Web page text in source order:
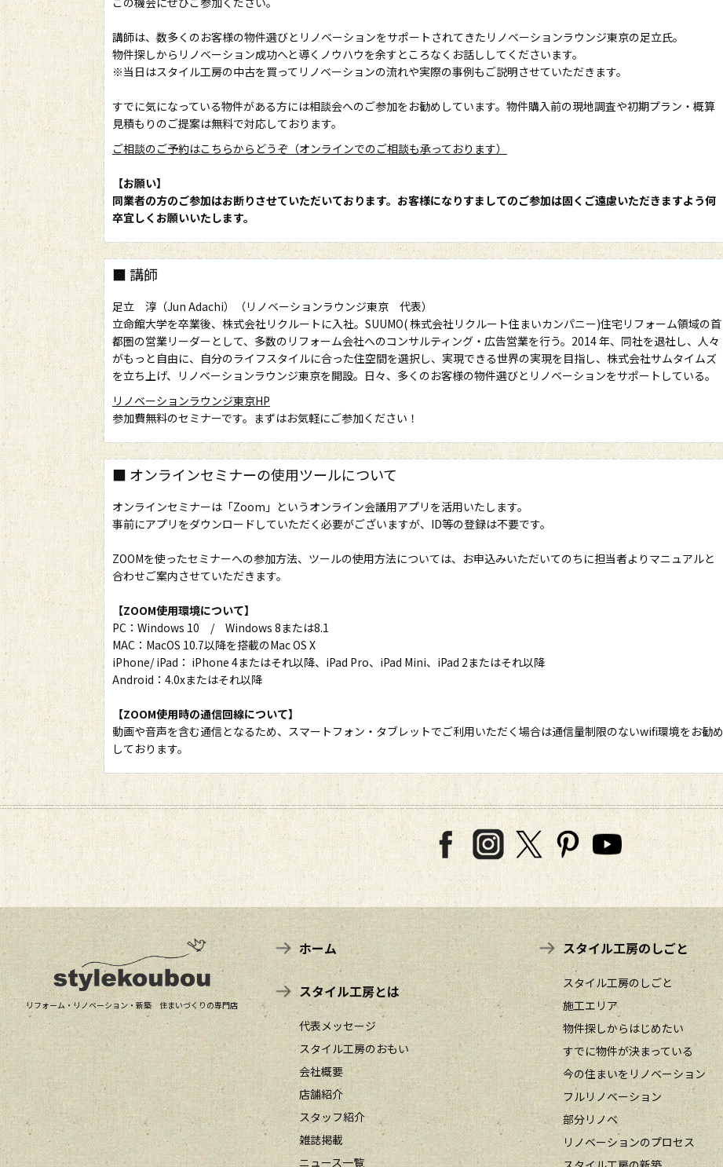
講師は、数多くのお客様の物件選びとリノベーションをサポートされてきたリノベーションラウンジ東京の足立氏。
物件探しからリノベーション成功へと導くノウハウを余すところなくお話ししてくださいます。
※当日はスタイル工房の中古を買ってリノベーションの流れや実際の事例もご説明させていただきます。
すでに気になっている物件がある方には相談会へのご参加をお勧めしています。物件購入前の現地調査や初期プラン・概算
見積もりのご提案は無料で対応しております。
ご相談のご予約はこちらからどうぞ（オンラインでのご相談も承っております）
【お願い】
同業者の方のご参加はお断りさせていただいております。お客様になりすましてのご参加は固くご遠慮いただきますよう何
卒宜しくお願いいたします。
■ 講師
足立 淳（Jun Adachi）（リノベーションラウンジ東京 代表）
立命館大学を卒業後、株式会社リクルートに入社。SUUMO( 株式会社リクルート住まいカンパニー)住宅リフォーム領域の首
都圏の営業リーダーとして、多数のリフォーム会社へのコンサルティング・広告営業を行う。2014 年、同社を退社し、人々
がもっと自由に、自分のライフスタイルに合った住空間を選択し、実現できる世界の実現を目指し、株式会社サムタイムズ
を立ち上げ、リノベーションラウンジ東京を開設。日々、多くのお客様の物件選びとリノベーションをサポートしている。
リノベーションラウンジ東京HP
参加費無料のセミナーです。まずはお気軽にご参加ください！
■ オンラインセミナーの使用ツールについて
オンラインセミナーは「Zoom」というオンライン会議用アプリを活用いたします。
事前にアプリをダウンロードしていただく必要がございますが、ID等の登録は不要です。
ZOOMを使ったセミナーへの参加方法、ツールの使用方法については、お申込みいただいてのちに担当者よりマニュアルと
合わせご案内させていただきます。
【ZOOM使用環境について】
PC：Windows 10 / Windows 8または8.1
MAC：MacOS 10.7以降を搭載のMac OS X
iPhone/ iPad： iPhone 4またはそれ以降、iPad Pro、iPad Mini、iPad 2またはそれ以降
Android：4.0xまたはそれ以降
【ZOOM使用時の通信回線について】
動画や音声を含む通信となるため、スマートフォン・タブレットでご利用いただく場合は通信量制限のないwifi環境をお勧め
しております。
リフォーム・リノベーション・新築 住まいづくりの専門店
ホーム
スタイル工房とは
代表メッセージ
スタイル工房のおもい
会社概要
店舗紹介
スタッフ紹介
雑誌掲載
ニュース一覧
スタイル工房のしごと
スタイル工房のしごと
施工エリア
物件探しからはじめたい
すでに物件が決まっている
今の住まいをリノベーション
フルリノベーション
部分リノベ
リノベーションのプロセス